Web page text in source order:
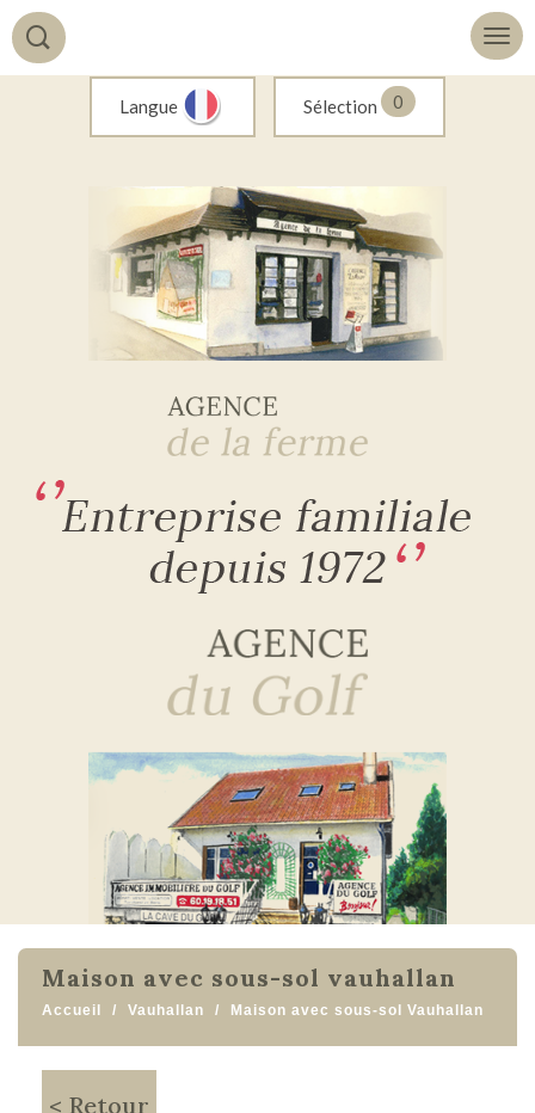
Langue Sélection 0
maison avec sous-sol vauhallan
Accueil Vauhallan Maison avec sous-sol Vauhallan
< Retour